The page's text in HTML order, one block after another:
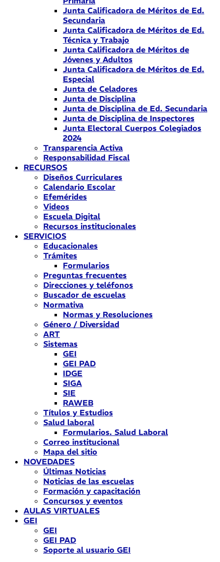
Junta Calificadora de Méritos de Ed.
Secundaria
Junta Calificadora de Méritos de Ed.
Técnica y Trabajo
Junta Calificadora de Méritos de
Jóvenes y Adultos
Junta Calificadora de Méritos de Ed.
Especial
Junta de Celadores
Junta de Disciplina
Junta de Disciplina de Ed. Secundaria
Junta de Disciplina de Inspectores
Junta Electoral Cuerpos Colegiados
2024
Transparencia Activa
Responsabilidad Fiscal
RECURSOS
Diseños Curriculares
Calendario Escolar
Efemérides
Videos
Escuela Digital
Recursos institucionales
SERVICIOS
Educacionales
Trámites
Formularios
Preguntas frecuentes
Direcciones y teléfonos
Buscador de escuelas
Normativa
Normas y Resoluciones
Género / Diversidad
ART
Sistemas
GEI
GEI PAD
IDGE
SIGA
SIE
RAWEB
Títulos y Estudios
Salud laboral
Formularios. Salud Laboral
Correo institucional
Mapa del sitio
NOVEDADES
Últimas Noticias
Noticias de las escuelas
Formación y capacitación
Concursos y eventos
AULAS VIRTUALES
GEI
GEI
GEI PAD
Soporte al usuario GEI